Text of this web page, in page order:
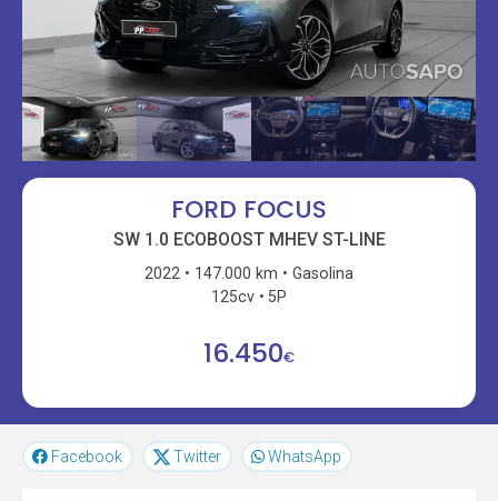
FORD FOCUS
SW 1.0 ECOBOOST MHEV ST-LINE
2022 147.000 km
Gasolina
125cv
5P
16.450€
Facebook Twitter WhatsApp